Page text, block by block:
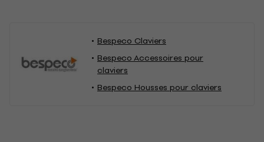
Bespeco Claviers
Bespeco Accessoires pour
claviers
Bespeco Housses pour claviers